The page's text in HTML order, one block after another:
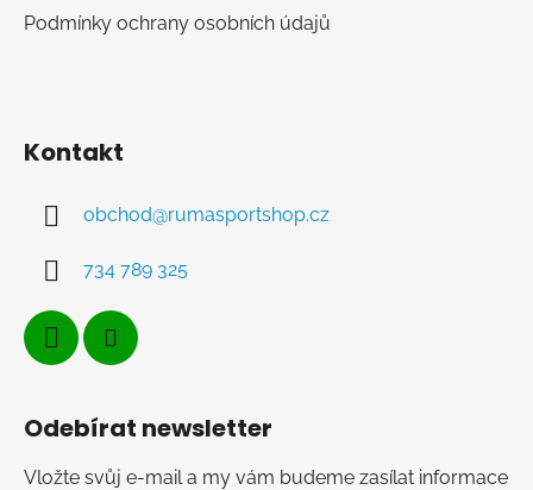
Podmínky ochrany osobních údajů
Kontakt
obchod@rumasportshop.cz
734 789 325
Odebírat newsletter
Vložte svůj e-mail a my vám budeme zasílat informace